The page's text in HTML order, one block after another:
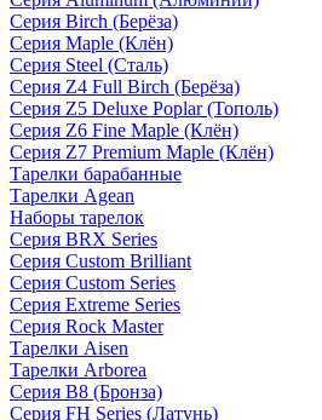
Серия Birch (Берёза)
Серия Maple (Клён)
Серия Steel (Сталь)
Серия Z4 Full Birch (Берёза)
Серия Z5 Deluxe Poplar (Тополь)
Серия Z6 Fine Maple (Клён)
Серия Z7 Premium Maple (Клён)
Тарелки барабанные
Тарелки Agean
Наборы тарелок
Серия BRX Series
Серия Custom Brilliant
Серия Custom Series
Серия Extreme Series
Серия Rock Master
Тарелки Aisen
Тарелки Arborea
Серия B8 (Бронза)
Серия FH Series (Латунь)